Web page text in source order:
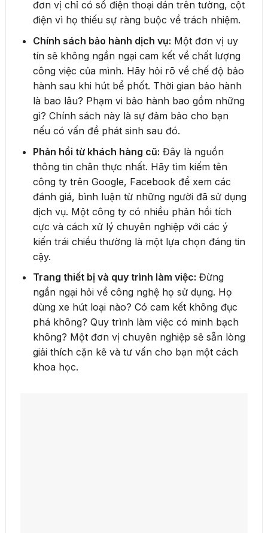
đơn vị chỉ có số điện thoại dán trên tường, cột
điện vì họ thiếu sự ràng buộc về trách nhiệm.
Chính sách bảo hành dịch vụ: Một đơn vị uy
tín sẽ không ngần ngại cam kết về chất lượng
công việc của mình. Hãy hỏi rõ về chế độ bảo
hành sau khi hút bể phốt. Thời gian bảo hành
là bao lâu? Phạm vi bảo hành bao gồm những
gì? Chính sách này là sự đảm bảo cho bạn
nếu có vấn đề phát sinh sau đó.
Phản hồi từ khách hàng cũ: Đây là nguồn
thông tin chân thực nhất. Hãy tìm kiếm tên
công ty trên Google, Facebook để xem các
đánh giá, bình luận từ những người đã sử dụng
dịch vụ. Một công ty có nhiều phản hồi tích
cực và cách xử lý chuyên nghiệp với các ý
kiến trái chiều thường là một lựa chọn đáng tin
cậy.
Trang thiết bị và quy trình làm việc: Đừng
ngần ngại hỏi về công nghệ họ sử dụng. Họ
dùng xe hút loại nào? Có cam kết không đục
phá không? Quy trình làm việc có minh bạch
không? Một đơn vị chuyên nghiệp sẽ sẵn lòng
giải thích cặn kẽ và tư vấn cho bạn một cách
khoa học.